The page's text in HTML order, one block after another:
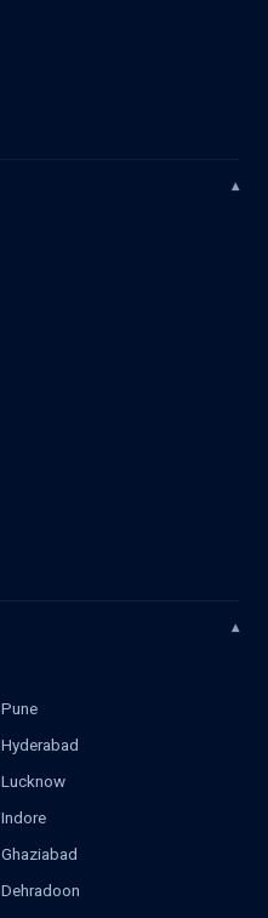
Pune
Hyderabad
Lucknow
Indore
Ghaziabad
Dehradoon